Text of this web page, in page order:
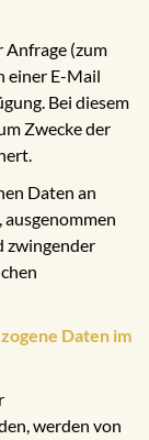
(zum
einer E-Mail
Bei diesem
Zwecke der
Daten an
zwingender
Daten im
werden von